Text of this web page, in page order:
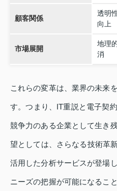
顧客関係
透明
向上
市場展開
地理
消
これらの変革は、業界の未来
す。つまり、IT重説と電子契
競争力のある企業として生き
望としては、さらなる技術革
活用した分析サービスが登場
ニーズの把握が可能になるこ